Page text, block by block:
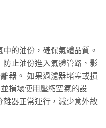
的油份，確保氣體品質。
防止油份進入氣體管路，影
器。 如果過濾器堵塞或損
損壞使用壓縮空氣的設
器正常運行，減少意外故